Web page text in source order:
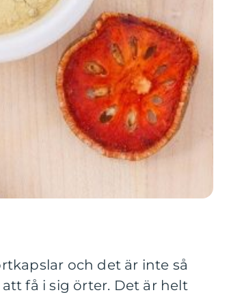
och det är inte så
få i sig örter. Det är helt